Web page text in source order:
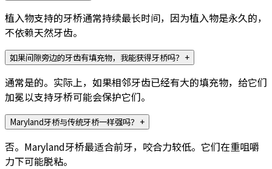
植入物支持的牙桥通常持续最长时间，因为植入物是永久的，
不依赖天然牙齿。
如果间隙旁边的牙齿有填充物，我能获得牙桥吗？ +
通常是的。实际上，如果相邻牙齿已经有大的填充物，给它们
加冕以支持牙桥可能会保护它们。
Maryland牙桥与传统牙桥一样强吗？ +
否。Maryland牙桥最适合前牙，咬合力较低。它们在重咀嚼
力下可能脱粘。